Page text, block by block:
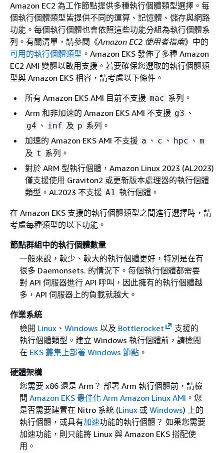
Amazon EC2 為工作節點提供多種執行個體類型選擇。每
個執行個體類型皆提供不同的運算、記憶體、儲存與網路
功能。每個執行個體也會依照這些功能分組為執行個體系
列。有關清單，請參閱《Amazon EC2 使用者指南》中的
可用的執行個體類型 。Amazon EKS 發佈了多種 Amazon
EC2 AMI 變體以啟用支援。若要確保您選取的執行個體類
型與 Amazon EKS 相容，請考慮以下條件。
所有 Amazon EKS AMI 目前不支援 mac 系列。
Arm 和非加速的 Amazon EKS AMI 不支援 g3 、
g4 、 inf 及 p 系列。
加速的 Amazon EKS AMI 不支援 a 、 c 、 hpc 、 m
及 t 系列。
對於 ARM 型執行個體，Amazon Linux 2023 (AL2023)
僅支援使用 Graviton2 或更新版本處理器的執行個體
類型。AL2023 不支援 A1 執行個體。
在 Amazon EKS 支援的執行個體類型之間進行選擇時，請
考慮每種類型的以下功能。
節點群組中的執行個體數量
一般來說，較少、較大的執行個體更好，特別是在有
很多 Daemonsets. 的情況下。每個執行個體都需要
對 API 伺服器進行 API 呼叫，因此擁有的執行個體越
多，API 伺服器上的負載就越大。
作業系統
檢閱 Linux、 Windows 以及 Bottlerocket
支援的
執行個體類型。建立 Windows 執行個體前，請檢閱
在 EKS 叢集上部署 Windows 節點。
硬體架構
您需要 x86 還是 Arm？ 部署 Arm 執行個體前，請檢
閱 Amazon EKS 最佳化 Arm Amazon Linux AMI 。您
是否需要建置在 Nitro 系統 (Linux或 Windows) 上的
執行個體，或具有加速功能的執行個體？ 如果您需要
加速功能，則只能將 Linux 與 Amazon EKS 搭配使
用。